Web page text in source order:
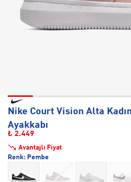
Nike Court Vision Alta
Ayakkabı
₺ 2.449
Avantajlı Fiyat
Renk: Pembe